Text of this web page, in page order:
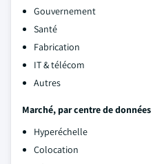
Gouvernement
Santé
Fabrication
IT & télécom
Autres
Marché, par centre de données
Hyperéchelle
Colocation